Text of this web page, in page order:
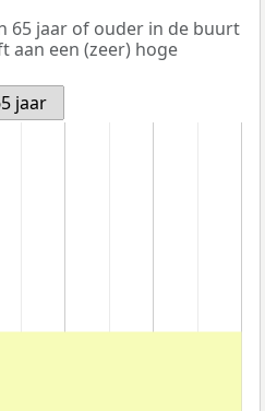
65 jaar of ouder in de buurt
aan een (zeer) hoge
jaar